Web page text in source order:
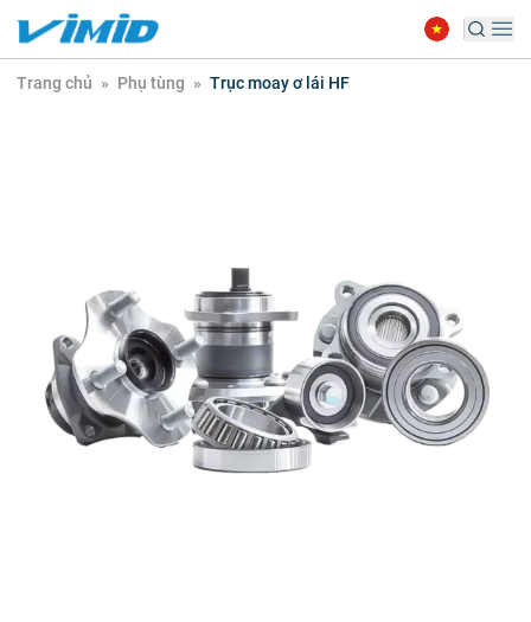
Trang chủ » Phụ tùng » Trục moay ơ lái HF